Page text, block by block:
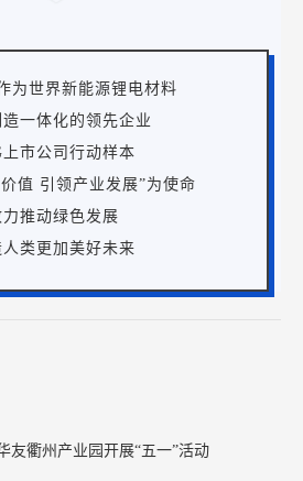
为世界新能源锂电材料
一体化的领先企业
上市公司行动样本
值 引领产业发展”为使命
力推动绿色发展
人类更加美好未来
衢州产业园开展“五一”活动